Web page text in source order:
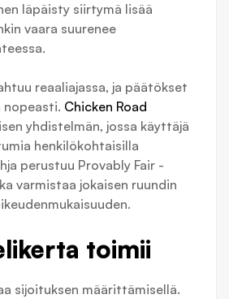
läpäisty siirtymä lisää
vaara suurenee
reaaliajassa, ja päätökset
Chicken Road
yhdistelmän, jossa käyttäjä
henkilökohtaisilla
perustuu Provably Fair -
varmistaa jokaisen ruundin
toimii
sijoituksen määrittämisellä.